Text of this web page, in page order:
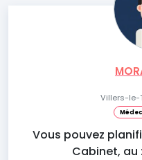
Villers-le-
Vous pouvez
Cabinet, au